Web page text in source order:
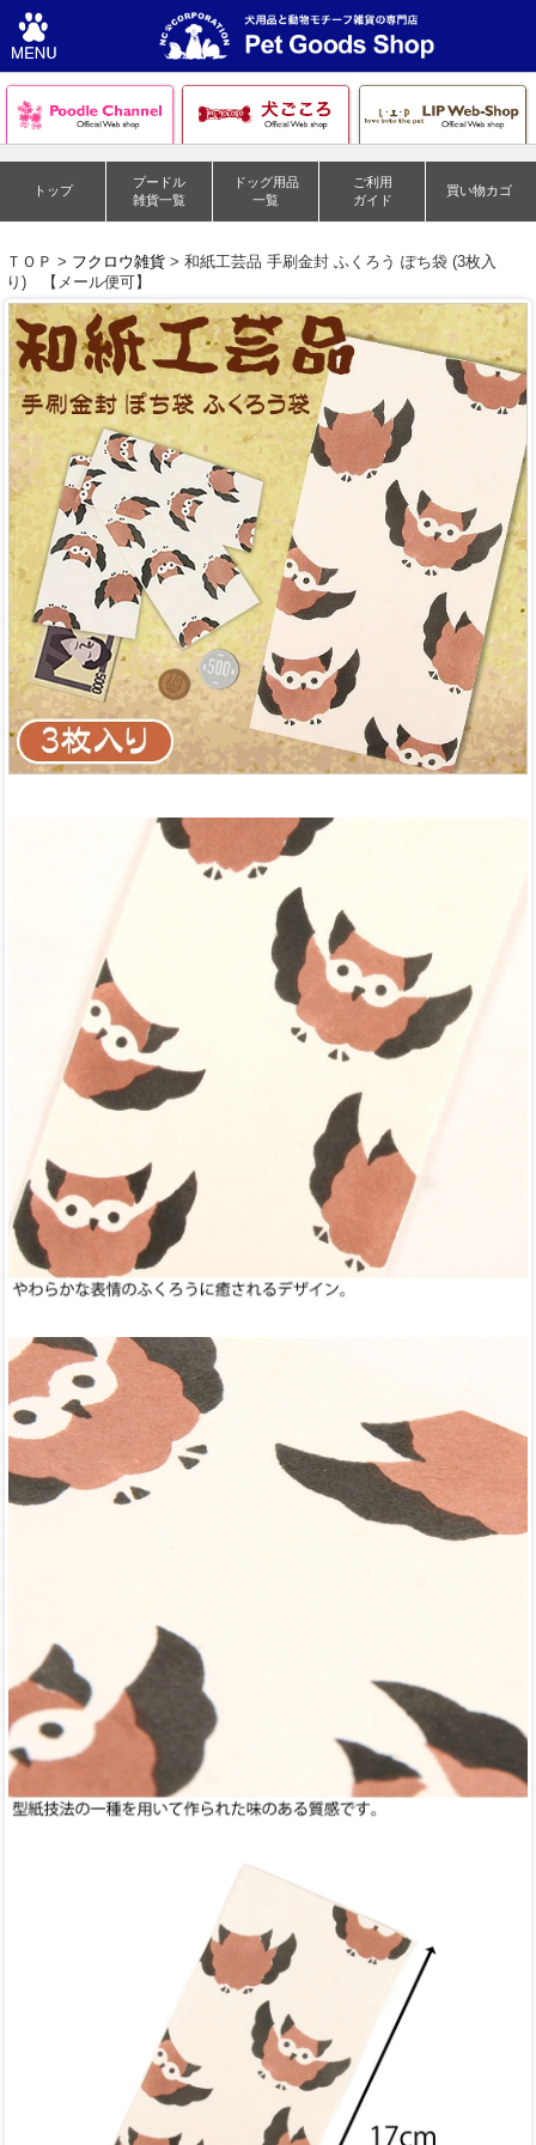
トップ
プードル
雑貨一覧
ドッグ用品
一覧
ご利用
ガイド
買い物カゴ
ＴＯＰ > フクロウ雑貨 > 和紙工芸品 手刷金封 ふくろう ぽち袋 (3枚入
り) 【メール便可】